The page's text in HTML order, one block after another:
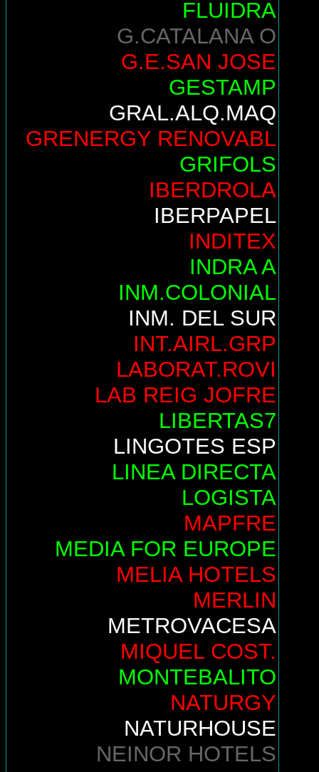
FLUIDRA
G.CATALANA O
G.E.SAN JOSE
GESTAMP
GRAL.ALQ.MAQ
GRENERGY RENOVABL
GRIFOLS
IBERDROLA
IBERPAPEL
INDITEX
INDRA A
INM.COLONIAL
INM. DEL SUR
INT.AIRL.GRP
LABORAT.ROVI
LAB REIG JOFRE
LIBERTAS7
LINGOTES ESP
LINEA DIRECTA
LOGISTA
MAPFRE
MEDIA FOR EUROPE
MELIA HOTELS
MERLIN
METROVACESA
MIQUEL COST.
MONTEBALITO
NATURGY
NATURHOUSE
NEINOR HOTELS